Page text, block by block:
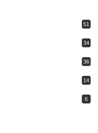
51
34
36
14
6